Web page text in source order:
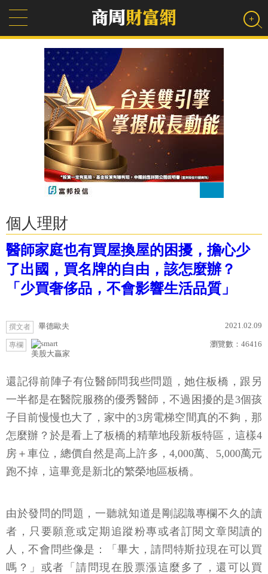
個人理財
醫師家庭也有買屋換屋的困擾，擔心少
了出國，買名牌的自由，該怎麼辦？
「少買奢侈品，不會影響生活品質」
撰文者 畢德歐夫 2021.02.09
專欄
美股大贏家
瀏覽數： 46416
還記得前陣子有位醫師問我些問題，她住板橋，跟另
一半都是在醫院服務的優秀醫師，不過困擾的是3個孩
子目前慢慢也大了，家中的3房電梯空間真的不夠，那
怎麼辦？於是看上了板橋的精華地段新板特區，這樣4
房＋車位，總價自然是高上許多，4,000萬、5,000萬元
跑不掉，這畢竟是新北的繁榮地區板橋。
由於發問的問題，一聽就知道是剛認識專欄不久的讀
者，只要願意或定期追蹤粉專或者訂閱文章閱讀的
人，不會問些像是：「畢大，請問特斯拉現在可以買
嗎？」或者「請問現在股票漲這麼多了，還可以買